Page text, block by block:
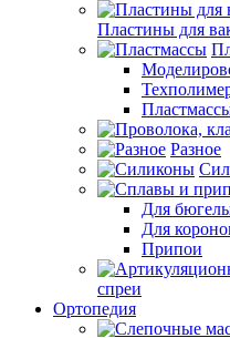
Пластины для
Разное
Для
Для
Припои
спреи
Ортопедия